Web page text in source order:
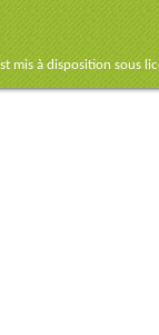
mis à disposition sous